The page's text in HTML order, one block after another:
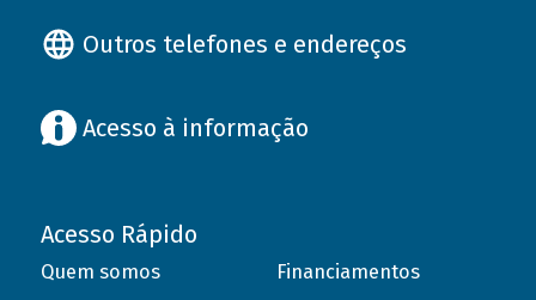
Outros telefones e endereços
Acesso à informação
Acesso Rápido
Quem somos
Financiamentos